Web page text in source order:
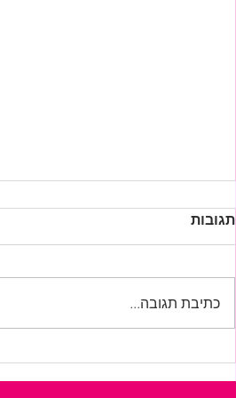
מתכננים חופשה נגישה
תגובות
כתיבת תגובה...